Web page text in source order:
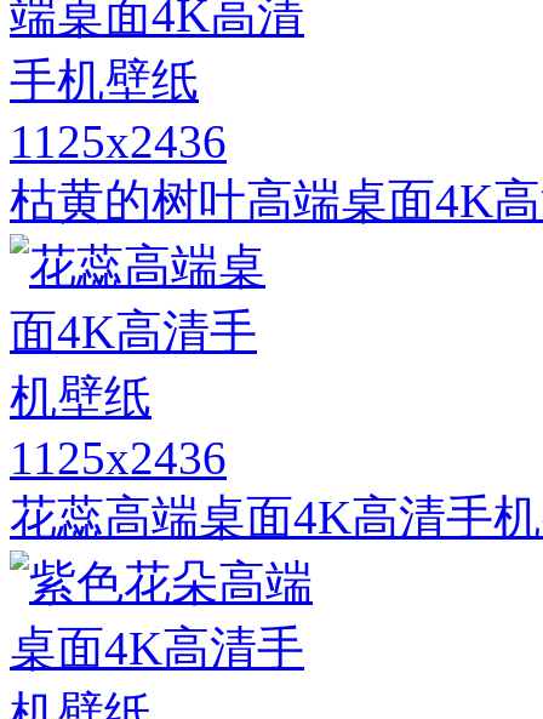
1125x2436
枯黄的树叶高端桌面4K
1125x2436
花蕊高端桌面4K高清手